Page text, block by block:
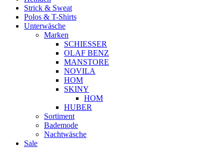
Strick & Sweat
Polos & T-Shirts
Unterwäsche
Marken
SCHIESSER
OLAF BENZ
MANSTORE
NOVILA
HOM
SKINY
HOM
HUBER
Sortiment
Bademode
Nachtwäsche
Sale